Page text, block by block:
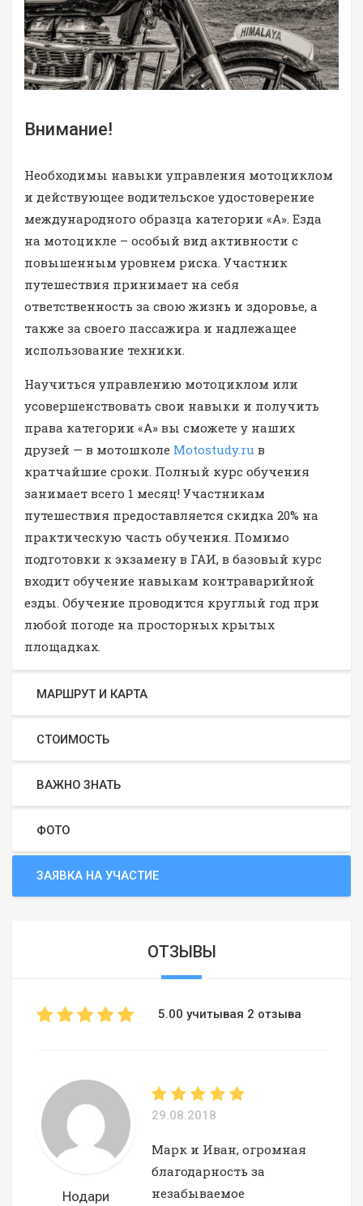
Внимание!
Необходимы навыки управления мотоциклом
и действующее водительское удостоверение
международного образца категории «А». Езда
на мотоцикле – особый вид активности с
повышенным уровнем риска. Участник
путешествия принимает на себя
ответственность за свою жизнь и здоровье, а
также за своего пассажира и надлежащее
использование техники.
Научиться управлению мотоциклом или
усовершенствовать свои навыки и получить
права категории «А» вы сможете у наших
друзей — в мотошколе Motostudy.ru в
кратчайшие сроки. Полный курс обучения
занимает всего 1 месяц! Участникам
путешествия предоставляется скидка 20% на
практическую часть обучения. Помимо
подготовки к экзамену в ГАИ, в базовый курс
входит обучение навыкам контраварийной
езды. Обучение проводится круглый год при
любой погоде на просторных крытых
площадках.
МАРШРУТ И КАРТА
СТОИМОСТЬ
ВАЖНО ЗНАТЬ
ФОТО
ЗАЯВКА НА УЧАСТИЕ
ОТЗЫВЫ
5.00 учитывая 2 отзыва
Нодари
29.08.2018
Марк и Иван, огромная
благодарность за
незабываемое